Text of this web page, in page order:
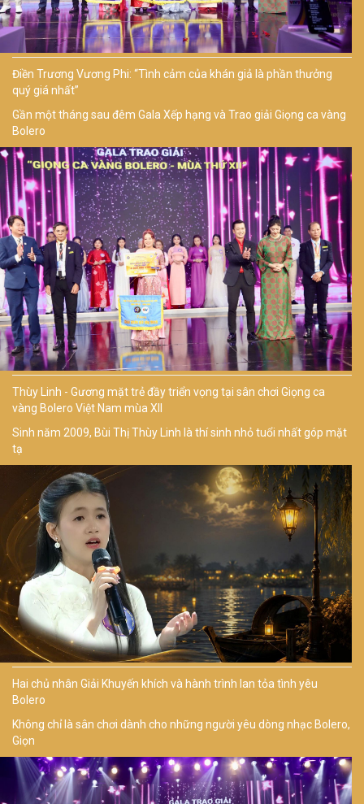
Điền Trương Vương Phi: “Tình cảm của khán giả là phần thưởng
quý giá nhất”
Gần một tháng sau đêm Gala Xếp hạng và Trao giải Giọng ca vàng
Bolero
Thùy Linh - Gương mặt trẻ đầy triển vọng tại sân chơi Giọng ca
vàng Bolero Việt Nam mùa XII
Sinh năm 2009, Bùi Thị Thùy Linh là thí sinh nhỏ tuổi nhất góp mặt
tạ
Hai chủ nhân Giải Khuyến khích và hành trình lan tỏa tình yêu
Bolero
Không chỉ là sân chơi dành cho những người yêu dòng nhạc Bolero,
Giọn